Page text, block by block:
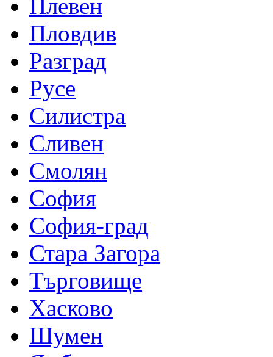
Плевен
Пловдив
Разград
Русе
Силистра
Сливен
Смолян
София
София-град
Стара Загора
Търговище
Хасково
Шумен